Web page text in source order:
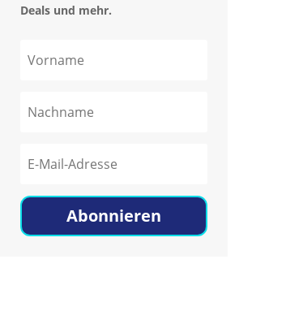
Deals und mehr.
Abonnieren